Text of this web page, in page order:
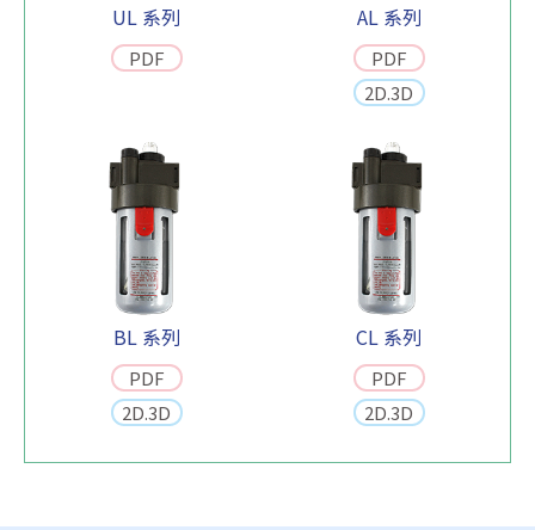
UL 系列
PDF
AL 系列
PDF
2D.3D
BL 系列
PDF
2D.3D
CL 系列
PDF
2D.3D